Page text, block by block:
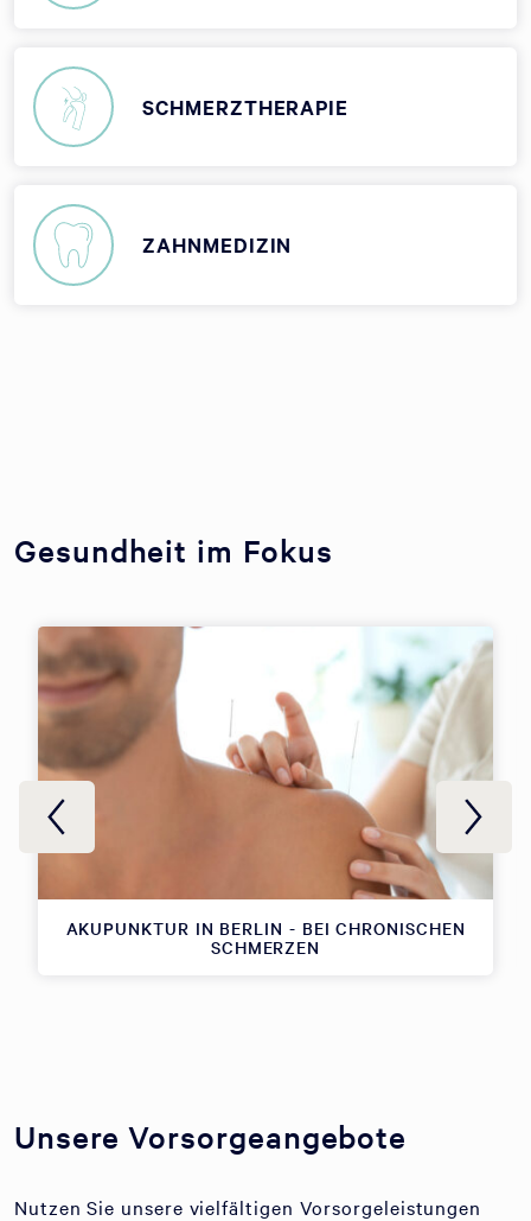
SCHMERZTHERAPIE
ZAHNMEDIZIN
Gesundheit im Fokus
AKUPUNKTUR IN BERLIN - BEI CHRONISCHEN
SCHMERZEN
Unsere Vorsorgeangebote
Nutzen Sie unsere vielfältigen Vorsorgeleistungen